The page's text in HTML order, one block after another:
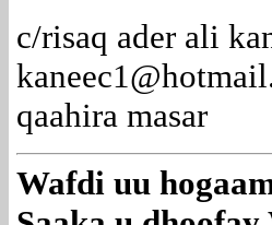
c/risaq ader ali
qaahira masar
Wafdi uu